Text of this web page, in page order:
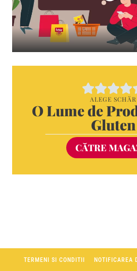
ALEGE SCHÄR
O Lume de
Gluten
CĂTRE
TERMENI SI CONDITII
NOTIFICAREA